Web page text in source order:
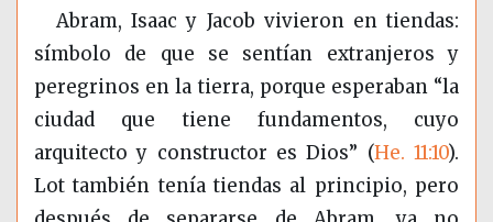
Abram, Isaac y Jacob vivieron en tiendas:
símbolo de que se sentían extranjeros y
peregrinos en la tierra, porque esperaban “la
ciudad que tiene fundamentos, cuyo
arquitecto y constructor es Dios” (He. 11:10).
Lot también tenía tiendas al principio, pero